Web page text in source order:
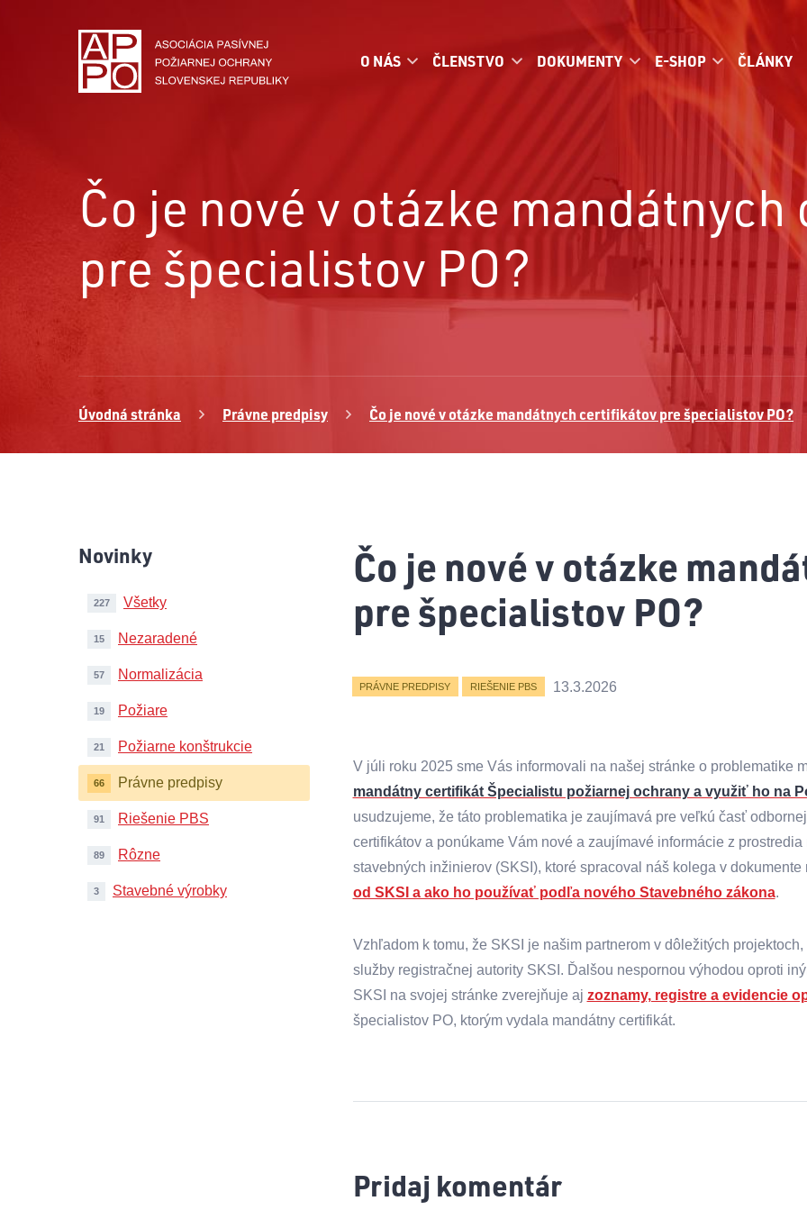
O NÁS ČLENSTVO DOKUMENTY E-SHOP ČLÁNKY
Čo je nové v otázke
pre špecialistov PO?
Úvodná stránka Právne predpisy Čo je nové v otázke mandátnych certifikátov pre špecialistov PO?
Novinky
227 Všetky
15 Nezaradené
57 Normalizácia
19 Požiare
21 Požiarne konštrukcie
66 Právne predpisy
91 Riešenie PBS
89 Rôzne
3 Stavebné výrobky
Čo je nové v otázke
pre špecialistov PO?
PRÁVNE PREDPISY RIEŠENIE PBS 13.3.2026
V júli roku 2025 sme Vás informovali na našej stránke o problematike
mandátny certifikát Špecialistu požiarnej ochrany a využiť ho na
usudzujeme, že táto problematika je zaujímavá pre veľkú časť
certifikátov a ponúkame Vám nové a zaujímavé informácie z
stavebných inžinierov (SKSI), ktoré spracoval náš kolega v dokumente
od SKSI a ako ho používať podľa nového Stavebného zákona.
Vzhľadom k tomu, že SKSI je našim partnerom v dôležitých
služby registračnej autority SKSI. Ďalšou nespornou výhodou oproti
SKSI na svojej stránke zverejňuje aj zoznamy, registre a evidencie
špecialistov PO, ktorým vydala mandátny certifikát.
Pridaj komentár